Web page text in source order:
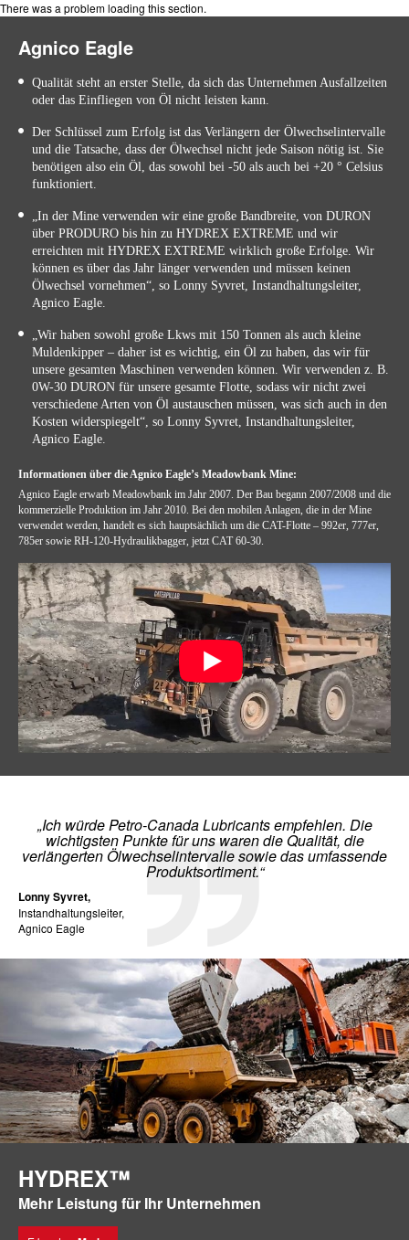
There was a problem loading this section.
Agnico Eagle
Qualität steht an erster Stelle, da sich das Unternehmen Ausfallzeiten
oder das Einfliegen von Öl nicht leisten kann.
Der Schlüssel zum Erfolg ist das Verlängern der Ölwechselintervalle
und die Tatsache, dass der Ölwechsel nicht jede Saison nötig ist. Sie
benötigen also ein Öl, das sowohl bei -50 als auch bei +20 ° Celsius
funktioniert.
„In der Mine verwenden wir eine große Bandbreite, von DURON
über PRODURO bis hin zu HYDREX EXTREME und wir
erreichten mit HYDREX EXTREME wirklich große Erfolge. Wir
können es über das Jahr länger verwenden und müssen keinen
Ölwechsel vornehmen“, so Lonny Syvret, Instandhaltungsleiter,
Agnico Eagle.
„Wir haben sowohl große Lkws mit 150 Tonnen als auch kleine
Muldenkipper – daher ist es wichtig, ein Öl zu haben, das wir für
unsere gesamten Maschinen verwenden können. Wir verwenden z. B.
0W-30 DURON für unsere gesamte Flotte, sodass wir nicht zwei
verschiedene Arten von Öl austauschen müssen, was sich auch in den
Kosten widerspiegelt“, so Lonny Syvret, Instandhaltungsleiter,
Agnico Eagle.
Informationen über die Agnico Eagle’s Meadowbank Mine:
Agnico Eagle erwarb Meadowbank im Jahr 2007. Der Bau begann 2007/2008 und die
kommerzielle Produktion im Jahr 2010. Bei den mobilen Anlagen, die in der Mine
verwendet werden, handelt es sich hauptsächlich um die CAT-Flotte – 992er, 777er,
785er sowie RH-120-Hydraulikbagger, jetzt CAT 60-30.
„Ich würde Petro-Canada Lubricants empfehlen. Die
wichtigsten Punkte für uns waren die Qualität, die
verlängerten Ölwechselintervalle sowie das umfassende
Produktsortiment.“
Lonny Syvret,
Instandhaltungsleiter,
Agnico Eagle
HYDREX™
Mehr Leistung für Ihr Unternehmen